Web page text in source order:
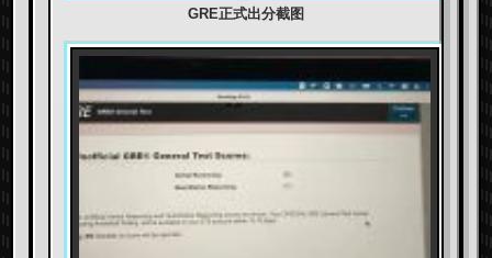
GRE正式出分截图